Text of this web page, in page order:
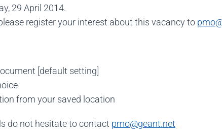
29 April 2014.
register your interest about this vacancy to
[default setting]
from your saved location
do not hesitate to contact pmo@geant.net